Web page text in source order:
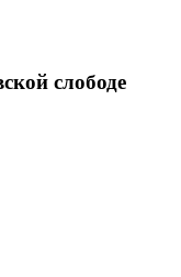
слободе